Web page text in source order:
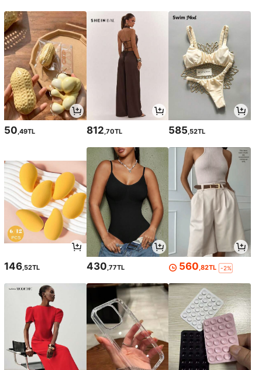
50 ,49TL 812 ,70TL 585 ,52TL
146,52TL 430,77TL 560,82TL -2%